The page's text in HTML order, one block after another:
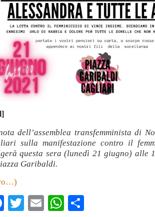
dell’assemblea transfemminista di
sulla manifestazione contro il
questa sera (lunedì 21 giugno) alle
Garibaldi.
Facebook
TwitterEmailWhatsApp